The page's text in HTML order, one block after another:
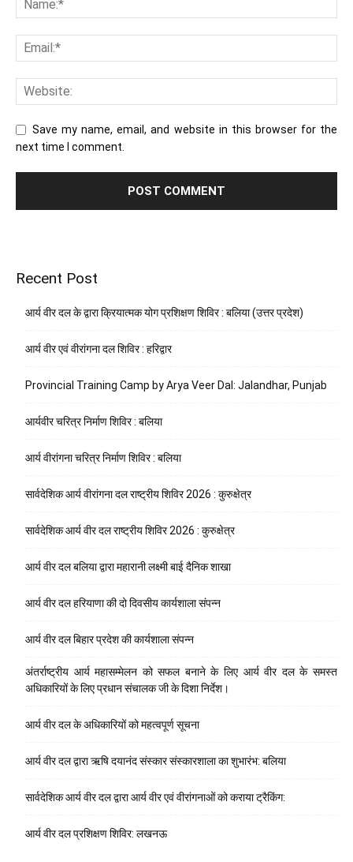
Save my name, email, and website in this browser for the
next time I comment.
Recent Post
आर्य वीर दल के द्वारा क्रियात्मक योग प्रशिक्षण शिविर : बलिया (उत्तर प्रदेश)
आर्य वीर एवं वीरांगना दल शिविर : हरिद्वार
Provincial Training Camp by Arya Veer Dal: Jalandhar, Punjab
आर्यवीर चरित्र निर्माण शिविर : बलिया
आर्य वीरांगना चरित्र निर्माण शिविर : बलिया
सार्वदेशिक आर्य वीरांगना दल राष्ट्रीय शिविर 2026 : कुरुक्षेत्र
सार्वदेशिक आर्य वीर दल राष्ट्रीय शिविर 2026 : कुरुक्षेत्र
आर्य वीर दल बलिया द्वारा महारानी लक्ष्मी बाई दैनिक शाखा
आर्य वीर दल हरियाणा की दो दिवसीय कार्यशाला संपन्न
आर्य वीर दल बिहार प्रदेश की कार्यशाला संपन्न
अंतर्राष्ट्रीय आर्य महासम्मेलन को सफल बनाने के लिए आर्य वीर दल के समस्त
अधिकारियों के लिए प्रधान संचालक जी के दिशा निर्देश।
आर्य वीर दल के अधिकारियों को महत्वपूर्ण सूचना
आर्य वीर दल द्वारा ऋषि दयानंद संस्कार संस्कारशाला का शुभारंभ: बलिया
सार्वदेशिक आर्य वीर दल द्वारा आर्य वीर एवं वीरांगनाओं को कराया ट्रैकिंग:
आर्य वीर दल प्रशिक्षण शिविर: लखनऊ